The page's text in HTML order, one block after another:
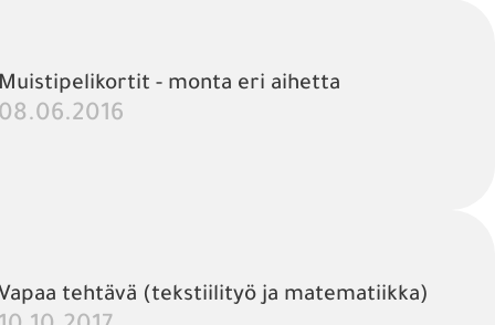
Muistipelikortit - monta eri aihetta
08.06.2016
Vapaa tehtävä (tekstiilityö ja matematiikka)